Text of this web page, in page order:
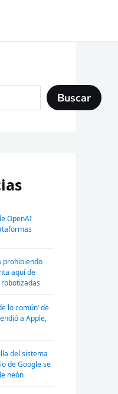
Buscar
OpenAI
prohibiendo
aquí de
lo común’ de
a Apple,
del sistema
de Google se
neón